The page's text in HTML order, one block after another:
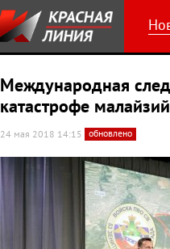
Международная
катастрофе
24 мая 2018 14:15 обновлено